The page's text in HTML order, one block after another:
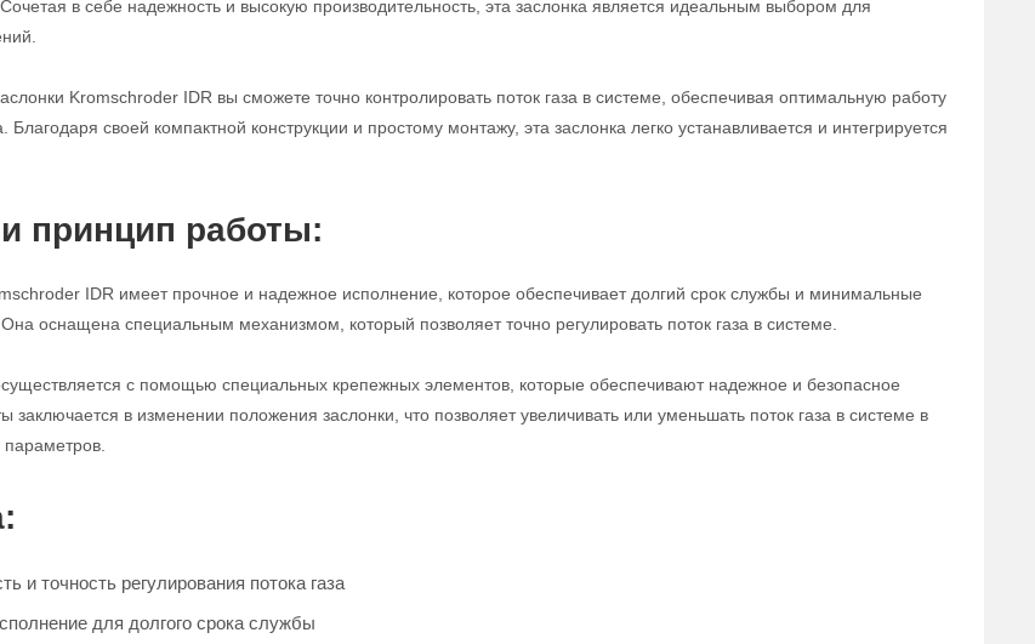
в себе надежность и высокую производительность, эта заслонка является идеальным выбором для
Kromschroder IDR вы сможете точно контролировать поток газа в системе, обеспечивая оптимальную работу
своей компактной конструкции и простому монтажу, эта заслонка легко устанавливается и интегрируется
принцип работы:
IDR имеет прочное и надежное исполнение, которое обеспечивает долгий срок службы и минимальные
оснащена специальным механизмом, который позволяет точно регулировать поток газа в системе.
с помощью специальных крепежных элементов, которые обеспечивают надежное и безопасное
заключается в изменении положения заслонки, что позволяет увеличивать или уменьшать поток газа в системе в
и точность регулирования потока газа
для долгого срока службы